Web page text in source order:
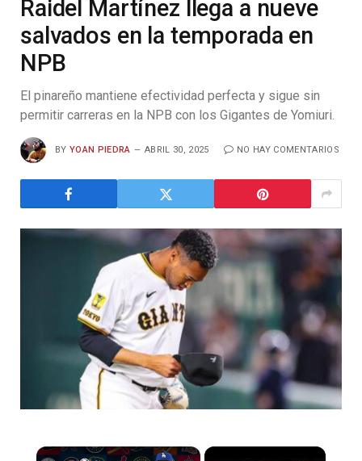
Raidel Martínez llega a nueve
salvados en la temporada en
NPB
El pinareño mantiene efectividad perfecta y sigue sin
permitir carreras en la NPB con los Gigantes de Yomiuri.
BY YOAN PIEDRA ABRIL 30, 2025 NO HAY COMENTARIOS
×